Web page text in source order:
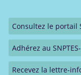
Consultez le portail
Adhérez au
Recevez la lettre-